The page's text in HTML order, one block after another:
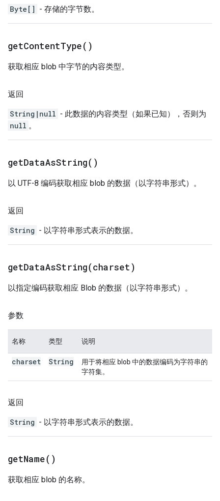
Byte[] - 存储的字节数。
getContentType( )
获取相应 blob 中字节的内容类型。
返回
String|null - 此数据的内容类型（如果已知），否则为
null 。
getDataAsString( )
以 UTF-8 编码获取相应 blob 的数据（以字符串形式）。
返回
String - 以字符串形式表示的数据。
getDataAsString(charset)
以指定编码获取相应 Blob 的数据（以字符串形式）。
参数
名称 类型 说明
charset String
用于将相应 blob 中的数据编码为字符串的
字符集。
返回
String - 以字符串形式表示的数据。
getName( )
获取相应 blob 的名称。